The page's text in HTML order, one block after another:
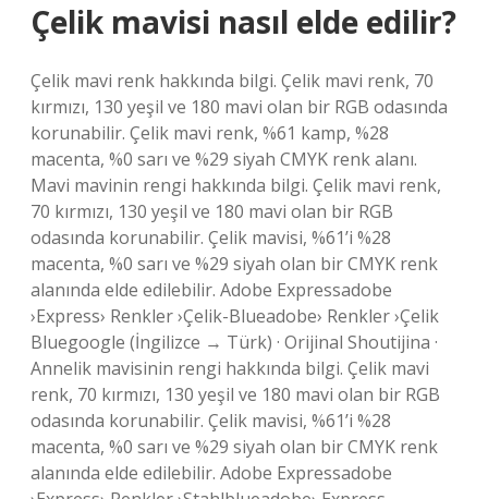
Çelik mavisi nasıl elde edilir?
Çelik mavi renk hakkında bilgi. Çelik mavi renk, 70
kırmızı, 130 yeşil ve 180 mavi olan bir RGB odasında
korunabilir. Çelik mavi renk, %61 kamp, ​​%28
macenta, %0 sarı ve %29 siyah CMYK renk alanı.
Mavi mavinin rengi hakkında bilgi. Çelik mavi renk,
70 kırmızı, 130 yeşil ve 180 mavi olan bir RGB
odasında korunabilir. Çelik mavisi, %61’i %28
macenta, %0 sarı ve %29 siyah olan bir CMYK renk
alanında elde edilebilir. Adobe Expressadobe
›Express› Renkler ›Çelik-Blueadobe› Renkler ›Çelik
Bluegoogle (İngilizce → Türk) · Orijinal Shoutijina ·
Annelik mavisinin rengi hakkında bilgi. Çelik mavi
renk, 70 kırmızı, 130 yeşil ve 180 mavi olan bir RGB
odasında korunabilir. Çelik mavisi, %61’i %28
macenta, %0 sarı ve %29 siyah olan bir CMYK renk
alanında elde edilebilir. Adobe Expressadobe